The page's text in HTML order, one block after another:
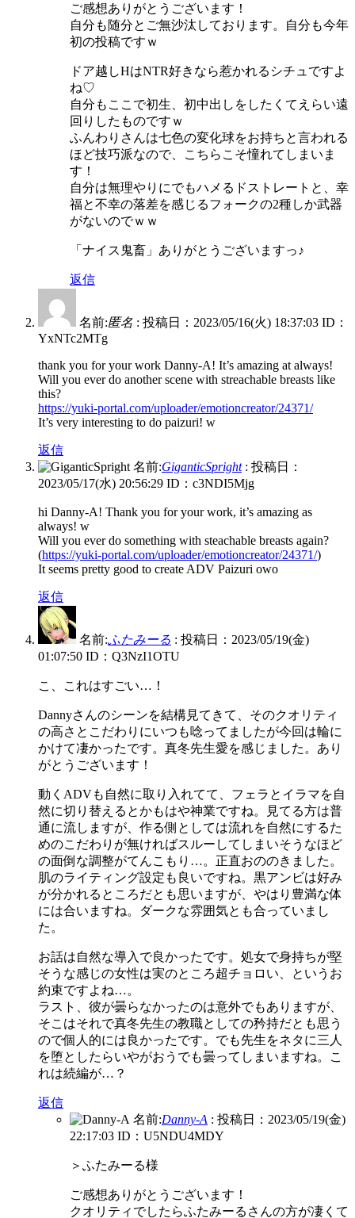
ご感想ありがとうございます！
自分も随分とご無沙汰しております。自分も今年
初の投稿ですｗ
ドア越しHはNTR好きなら惹かれるシチュですよ
ね♡
自分もここで初生、初中出しをしたくてえらい遠
回りしたものですｗ
ふんわりさんは七色の変化球をお持ちと言われる
ほど技巧派なので、こちらこそ憧れてしまいま
す！
自分は無理やりにでもハメるドストレートと、幸
福と不幸の落差を感じるフォークの2種しか武器
がないのでｗｗ
「ナイス鬼畜」ありがとうございますっ♪
返信
名前:匿名 : 投稿日：2023/05/16(火) 18:37:03 ID：
YxNTc2MTg
thank you for your work Danny-A! It’s amazing at always!
Will you ever do another scene with streachable breasts like
this?
https://yuki-portal.com/uploader/emotioncreator/24371/
It’s very interesting to do paizuri! w
返信
名前:GiganticSpright: 投稿日：
2023/05/17(水) 20:56:29 ID：c3NDI5Mjg
hi Danny-A! Thank you for your work, it’s amazing as
always! w
Will you ever do something with steachable breasts again?
(https://yuki-portal.com/uploader/emotioncreator/24371/)
It seems pretty good to create ADV Paizuri owo
返信
名前:ふたみーる : 投稿日：2023/05/19(金)
01:07:50 ID：Q3NzI1OTU
こ、これはすごい…！
Dannyさんのシーンを結構見てきて、そのクオリティ
の高さとこだわりにいつも唸ってましたが今回は輪に
かけて凄かったです。真冬先生愛を感じました。あり
がとうございます！
動くADVも自然に取り入れてて、フェラとイラマを自
然に切り替えるとかもはや神業ですね。見てる方は普
通に流しますが、作る側としては流れを自然にするた
めのこだわりが無ければスルーしてしまいそうなほど
の面倒な調整がてんこもり…。正直おののきました。
肌のライティング設定も良いですね。黒アンビは好み
が分かれるところだとも思いますが、やはり豊満な体
には合いますね。ダークな雰囲気とも合っていまし
た。
お話は自然な導入で良かったです。処女で身持ちが堅
そうな感じの女性は実のところ超チョロい、というお
約束ですよね…。
ラスト、彼が曇らなかったのは意外でもありますが、
そこはそれで真冬先生の教職としての矜持だとも思う
ので個人的には良かったです。でも先生をネタに三人
を堕としたらいやがおうでも曇ってしまいますね。こ
れは続編が…？
返信
名前:Danny-A : 投稿日：2023/05/19(金)
22:17:03 ID：U5NDU4MDY
＞ふたみーる様
ご感想ありがとうございます！
クオリティでしたらふたみーるさんの方が凄くて